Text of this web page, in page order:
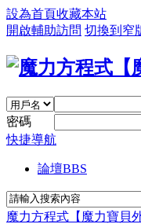
設為首頁收藏本站
開啟輔助訪問 切換到窄
密碼
快捷導航
論壇BBS
魔力方程式【魔力寶貝